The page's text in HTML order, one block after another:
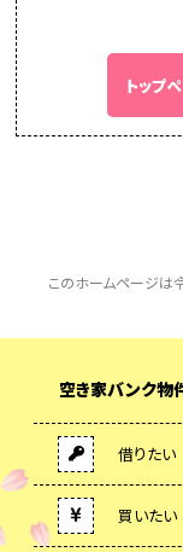
トップ
このホームページは
空き家バンク物
借りたい
買いたい